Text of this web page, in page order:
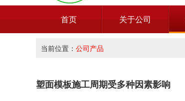
首页 关于公司
当前位置： 公司产品
塑面模板施工周期受多种因素影响